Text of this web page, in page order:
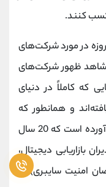
کسب کنند.
در مورد شرکت‌های
شاهد ظهور شرکت‌های
که کاملاً در دنیای
و همانطور که
اینترنت نقش های جدیدی را به ارمغان آورده است که 20 سال
دیجیتال،
امنیت سایبری) به